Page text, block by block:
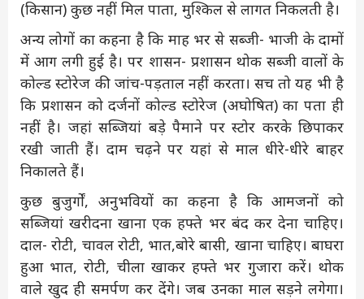
(किसान) कुछ नहीं मिल पाता, मुश्किल से लागत निकलती है।
अन्य लोगों का कहना है कि माह भर से सब्जी- भाजी के दामों
में आग लगी हुई है। पर शासन- प्रशासन थोक सब्जी वालों के
कोल्ड स्टोरेज की जांच-पड़ताल नहीं करता। सच तो यह भी है
कि प्रशासन को दर्जनों कोल्ड स्टोरेज (अघोषित) का पता ही
नहीं है। जहां सब्जियां बड़े पैमाने पर स्टोर करके छिपाकर
रखी जाती हैं। दाम चढ़ने पर यहां से माल धीरे-धीरे बाहर
निकालते हैं।
कुछ बुजुर्गों, अनुभवियों का कहना है कि आमजनों को
सब्जियां खरीदना खाना एक हफ्ते भर बंद कर देना चाहिए।
दाल- रोटी, चावल रोटी, भात,बोरे बासी, खाना चाहिए। बाघरा
हुआ भात, रोटी, चीला खाकर हफ्ते भर गुजारा करें। थोक
वाले खुद ही समर्पण कर देंगे। जब उनका माल सड़ने लगेगा।